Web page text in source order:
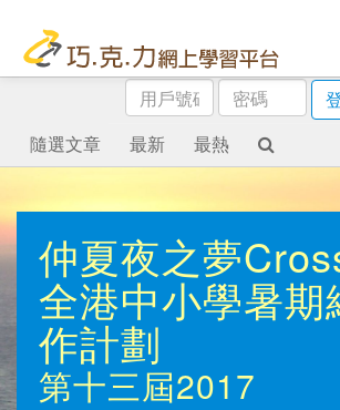
用
戶
號
碼
密
碼
隨選文章
最新 最熱
仲夏夜之夢
全港中小學暑期
作計劃
第十三屆2017